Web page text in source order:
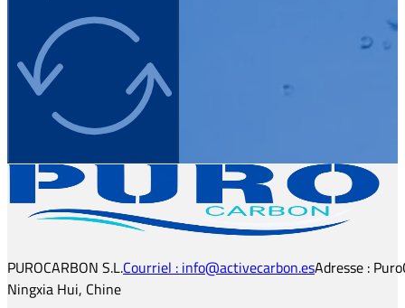
PUROCARBON S.L.Courriel : info@activecarbon.esAdresse :
Ningxia Hui, Chine